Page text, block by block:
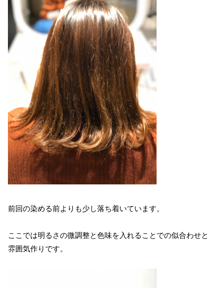
前回の染める前よりも少し落ち着いています。
ここでは明るさの微調整と色味を入れることでの似合わせと
雰囲気作りです。